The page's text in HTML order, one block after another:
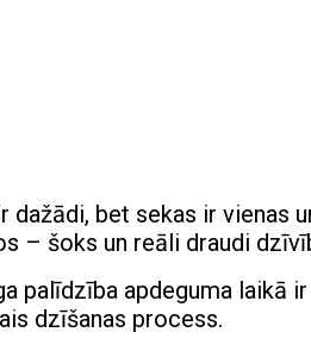
dažādi, bet sekas ir vienas
– šoks un reāli draudi
palīdzība apdeguma laikā
dzīšanas process.